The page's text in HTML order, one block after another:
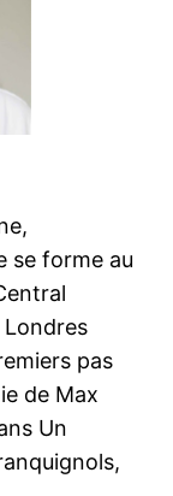
se forme au
pas
de Max
Un